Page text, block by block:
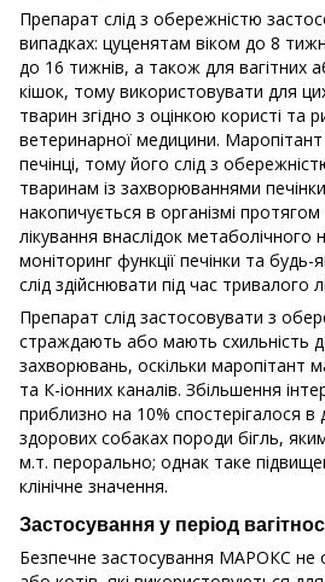
Препарат слід з обережністю
випадках: цуценятам віком до 8
до 16 тижнів, а також для вагітних
кішок, тому використовувати для
тварин згідно з оцінкою користі та
ветеринарної медицини.
печінці, тому його слід з
тваринам із захворюваннями
накопичується в організмі
лікування внаслідок метаболічного
моніторинг функції печінки та
слід здійснювати під час тривалого
Препарат слід застосовувати з
страждають або мають схильність
захворювань, оскільки маропітант
та К-іонних каналів. Збільшення
приблизно на 10% спостерігалося в
здорових собаках породи бігль,
м.т. перорально; однак таке
клінічне значення.
Застосування у період
Безпечне застосування МАРОКС не